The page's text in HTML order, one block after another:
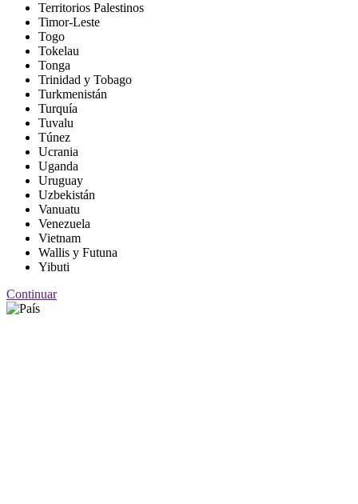
Territorios Palestinos
Timor-Leste
Togo
Tokelau
Tonga
Trinidad y Tobago
Turkmenistán
Turquía
Tuvalu
Túnez
Ucrania
Uganda
Uruguay
Uzbekistán
Vanuatu
Venezuela
Vietnam
Wallis y Futuna
Yibuti
Continuar